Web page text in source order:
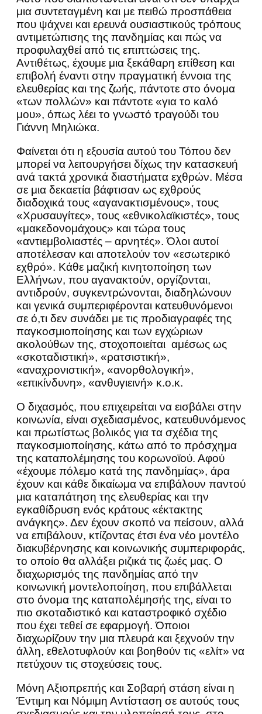
μια συντεταγμένη και με πειθώ προσπάθεια
που ψάχνει και ερευνά ουσιαστικούς τρόπους
αντιμετώπισης της πανδημίας και πώς να
προφυλαχθεί από τις επιπτώσεις της.
Αντιθέτως, έχουμε μια ξεκάθαρη επίθεση και
επιβολή έναντι στην πραγματική έννοια της
ελευθερίας και της ζωής, πάντοτε στο όνομα
«των πολλών» και πάντοτε «για το καλό
μου», όπως λέει το γνωστό τραγούδι του
Γιάννη Μηλιώκα.
Φαίνεται ότι η εξουσία αυτού του Τόπου δεν
μπορεί να λειτουργήσει δίχως την κατασκευή
ανά τακτά χρονικά διαστήματα εχθρών. Μέσα
σε μια δεκαετία βάφτισαν ως εχθρούς
διαδοχικά τους «αγανακτισμένους», τους
«Χρυσαυγίτες», τους «εθνικολαϊκιστές», τους
«μακεδονομάχους» και τώρα τους
«αντιεμβολιαστές – αρνητές». Όλοι αυτοί
αποτέλεσαν και αποτελούν τον «εσωτερικό
εχθρό». Κάθε μαζική κινητοποίηση των
Ελλήνων, που αγανακτούν, οργίζονται,
αντιδρούν, συγκεντρώνονται, διαδηλώνουν
και γενικά συμπεριφέρονται κατευθυνόμενοι
σε ό,τι δεν συνάδει με τις προδιαγραφές της
παγκοσμιοποίησης και των εγχώριων
ακολούθων της, στοχοποιείται αμέσως ως
«σκοταδιστική», «ρατσιστική»,
«αναχρονιστική», «ανορθολογική»,
«επικίνδυνη», «ανθυγιεινή» κ.ο.κ.
Ο διχασμός, που επιχειρείται να εισβάλει στην
κοινωνία, είναι σχεδιασμένος, κατευθυνόμενος
και πρωτίστως βολικός για τα σχέδια της
παγκοσμιοποίησης, κάτω από το πρόσχημα
της καταπολέμησης του κορωνοϊού. Αφού
«έχουμε πόλεμο κατά της πανδημίας», άρα
έχουν και κάθε δικαίωμα να επιβάλουν παντού
μια καταπάτηση της ελευθερίας και την
εγκαθίδρυση ενός κράτους «έκτακτης
ανάγκης». Δεν έχουν σκοπό να πείσουν, αλλά
να επιβάλουν, κτίζοντας έτσι ένα νέο μοντέλο
διακυβέρνησης και κοινωνικής συμπεριφοράς,
το οποίο θα αλλάξει ριζικά τις ζωές μας. Ο
διαχωρισμός της πανδημίας από την
κοινωνική μοντελοποίηση, που επιβάλλεται
στο όνομα της καταπολέμησής της, είναι το
πιο σκοταδιστικό και καταστροφικό σχέδιο
που έχει τεθεί σε εφαρμογή. Όποιοι
διαχωρίζουν την μια πλευρά και ξεχνούν την
άλλη, εθελοτυφλούν και βοηθούν τις «ελίτ» να
πετύχουν τις στοχεύσεις τους.
Μόνη Αξιοπρεπής και Σοβαρή στάση είναι η
Έντιμη και Νόμιμη Αντίσταση σε αυτούς τους